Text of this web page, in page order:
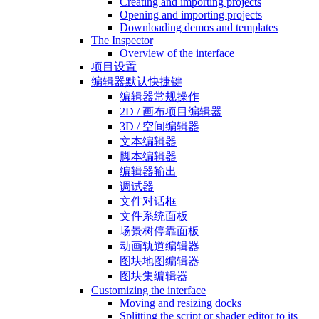
Opening and importing projects
Downloading demos and templates
The Inspector
Overview of the interface
项目设置
编辑器默认快捷键
编辑器常规操作
2D / 画布项目编辑器
3D / 空间编辑器
文本编辑器
脚本编辑器
编辑器输出
调试器
文件对话框
文件系统面板
场景树停靠面板
动画轨道编辑器
图块地图编辑器
图块集编辑器
Customizing the interface
Moving and resizing docks
Splitting the script or shader editor to its